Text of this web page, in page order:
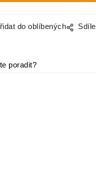
do oblíbených
poradit?